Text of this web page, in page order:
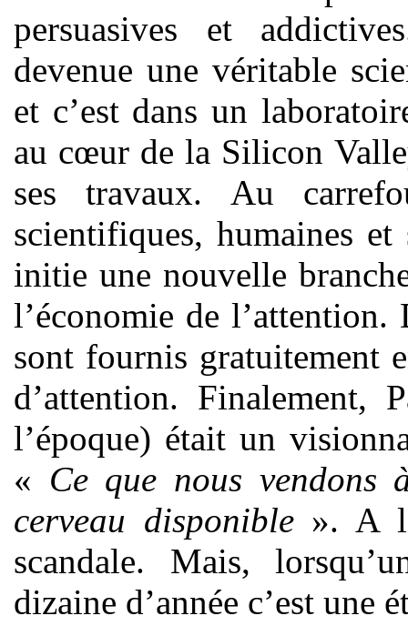
persuasives et
devenue une véritable
et c’est dans un
au cœur de la Silicon
ses travaux. Au
scientifiques, humaines et
initie une nouvelle
l’économie de
sont fournis gratuitement
d’attention.
l’époque) était un
« Ce que nous vendons
cerveau disponible». A
scandale. Mais,
dizaine d’année c’est une